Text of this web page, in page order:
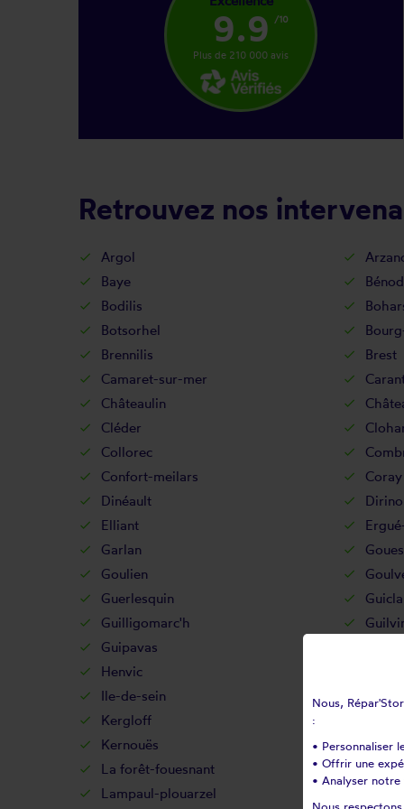
9.9 /10
Plus de 210 000 avis
Retrouvez nos
Argol
Baye
Bodilis
Botsorhel
Brennilis
Brest
Camaret-sur-mer
Châteaulin
Cléder
Collorec
Confort-meilars
Coray
Dinéault
Elliant
Garlan
Goulien
Guerlesquin
Guilligomarc'h
Guipavas
Henvic
Ile-de-sein
Ile-
Kergloff
Kernouës
La forêt-fouesnant
La
Lampaul-plouarzel
Nous,
:
• Personnaliser
• Offrir une
• Analyser notre